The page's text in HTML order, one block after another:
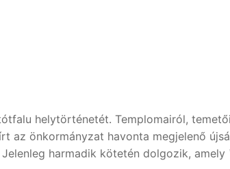
helytörténetét. Templomairól,
az önkormányzat havonta megjelenő
harmadik kötetén dolgozik, amely